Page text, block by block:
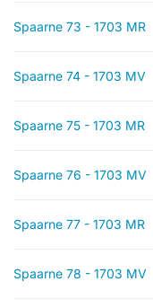
Spaarne 73 - 1703 MR
Spaarne 74 - 1703 MV
Spaarne 75 - 1703 MR
Spaarne 76 - 1703 MV
Spaarne 77 - 1703 MR
Spaarne 78 - 1703 MV